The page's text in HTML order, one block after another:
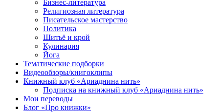
Бизнес-литература
Религиозная литература
Писательское мастерство
Политика
Шитьё и крой
Кулинария
Йога
Тематические подборки
Видеообзоры/книгоклипы
Книжный клуб «Ариаднина нить»
Подписка на книжный клуб «Ариаднина нить»
Мои переводы
Блог «Про книжки»